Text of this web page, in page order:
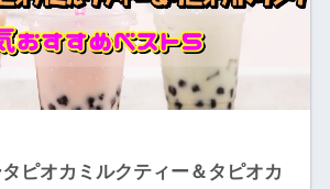
ピオカミルクティー＆タピオカ